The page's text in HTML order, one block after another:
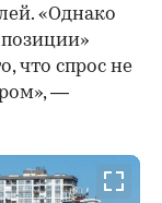
«Однако
что спрос не
—